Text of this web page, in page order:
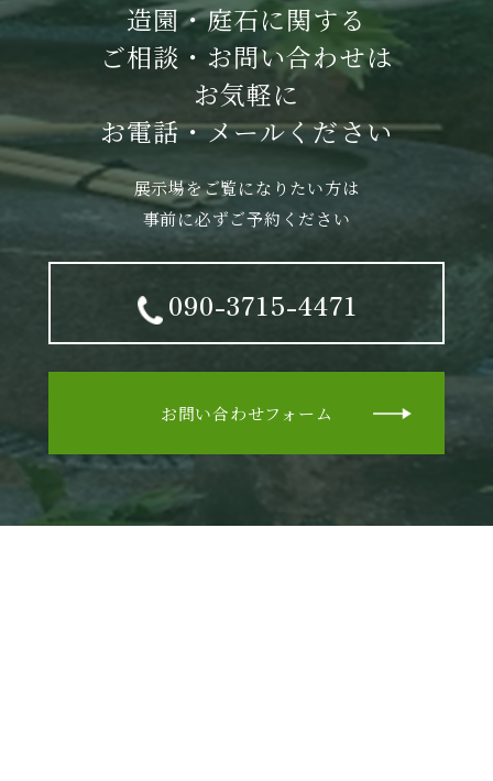
造園・庭石に関する
ご相談・お問い合わせは
お気軽に
お電話・メールください
展示場をご覧になりたい方は
事前に必ずご予約ください
090-3715-4471
お問い合わせフォーム